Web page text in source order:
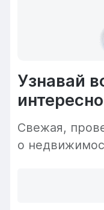
Узнавай
Cвежая,
о